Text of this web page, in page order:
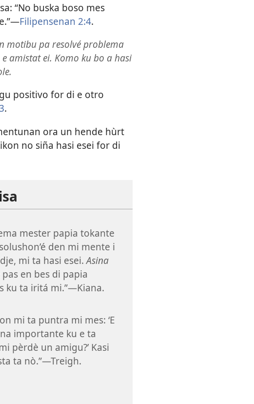
“No buska boso mes
Filipensenan 2:4.
motibu pa resolvé problema
amistat ei. Komo ku bo a hasi
positivo for di e otro
.
ora un hende hùrt
no siña hasi esei for di
mester papia tokante
den mi mente i
mi ta hasi esei.Asina
en bes di papia
ku ta iritá mi.”​—Kiana.
mi ta puntra mi mes: ‘E
importante ku e ta
pèrdè un amigu?’ Kasi
ta nò.”​—Treigh.